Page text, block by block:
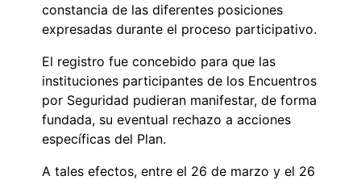
constancia de las diferentes posiciones
expresadas durante el proceso participativo.
El registro fue concebido para que las
instituciones participantes de los Encuentros
por Seguridad pudieran manifestar, de forma
fundada, su eventual rechazo a acciones
específicas del Plan.
A tales efectos, entre el 26 de marzo y el 26